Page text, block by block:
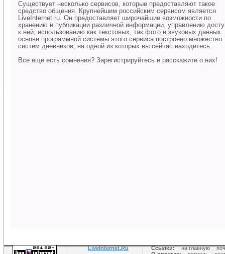
Существует несколько сервисов, которые предоставляют такое
средство общения. Крупнейшим российским сервисом является
LiveInternet.ru. Он предоставляет широчайшие возможности по
хранению и публикации различной информации, управлению
к ней, использованию как текстовых, так фото и звуковых
основе программной системы этого сервиса построено множество
систем дневников, на одной из которых вы сейчас находитесь.
Все еще есть сомнения? Зарегистрируйтесь и расскажите о них!
LiveInternet.Ru Ссылки: на главную |